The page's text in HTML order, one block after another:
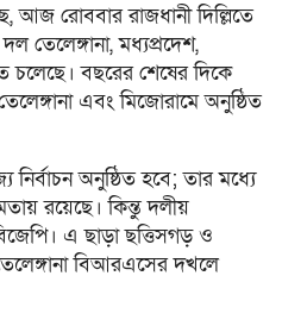
আজ রোববার রাজধানী দিল্লিতে
তেলেঙ্গানা, মধ্যপ্রদেশ,
চলেছে। বছরের শেষের দিকে
এবং মিজোরামে অনুষ্ঠিত
নির্বাচন অনুষ্ঠিত হবে; তার মধ্যে
রয়েছে। কিন্তু দলীয়
এ ছাড়া ছত্তিসগড় ও
বিআরএসের দখলে